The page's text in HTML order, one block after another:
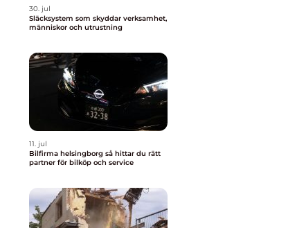
30. jul
Släcksystem som skyddar verksamhet,
människor och utrustning
11. jul
Bilfirma helsingborg så hittar du rätt
partner för bilköp och service